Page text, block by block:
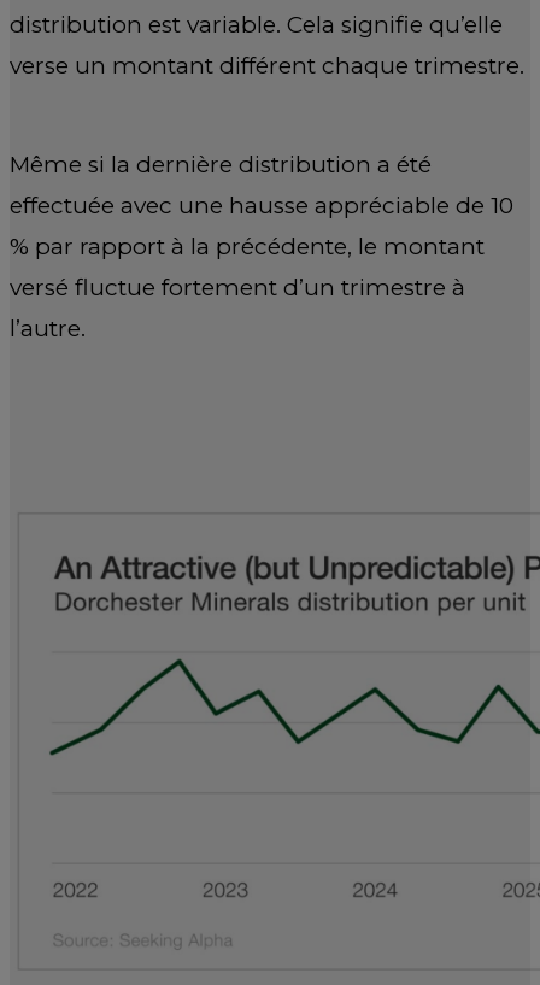
distribution est variable. Cela signifie qu’elle
verse un montant différent chaque trimestre.
Même si la dernière distribution a été
effectuée avec une hausse appréciable de 10
% par rapport à la précédente, le montant
versé fluctue fortement d’un trimestre à
l’autre.